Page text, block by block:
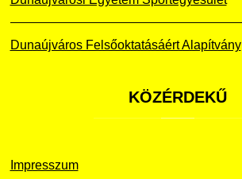
Dunaújváros Felsőoktatásáért Alapítvány
KÖZÉRDEKŰ
Impresszum